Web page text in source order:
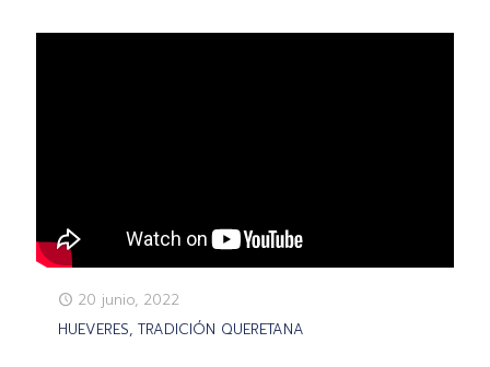
20 junio, 2022
HUEVERES, TRADICIÓN QUERETANA